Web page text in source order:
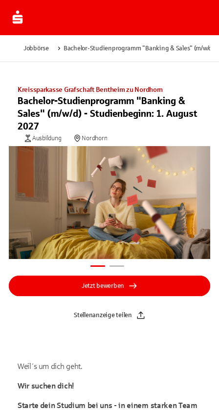
Jobbörse Bachelor-Studienprogramm "Banking & Sales" (m/w/d)
Kreissparkasse Grafschaft Bentheim zu Nordhorn
Bachelor-Studienprogramm "Banking &
Sales" (m/w/d) - Studienbeginn: 1. August
2027
Ausbildung Nordhorn
Jetzt bewerben
Stellenanzeige teilen
Weil´s um dich geht.
Wir suchen dich!
Starte dein Studium bei uns - in einem starken Team